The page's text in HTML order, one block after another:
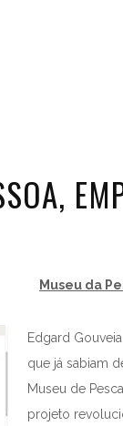
Museu da
Edgard
que já sabiam
Museu de
projeto